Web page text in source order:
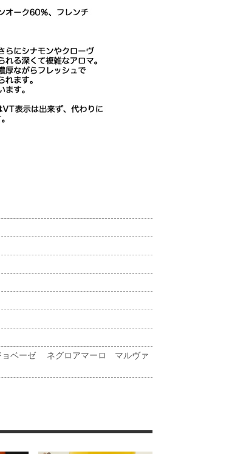
ョベーゼ ネグロアマーロ マルヴァ